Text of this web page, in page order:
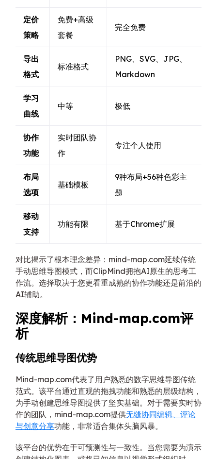
定价
策略
免费+高级
套餐
完全免费
导出
格式
标准格式
PNG、SVG、JPG、
Markdown
学习
曲线
中等 极低
协作
功能
实时团队协
作
专注个人使用
布局
选项
基础模板
9种布局+56种色彩主
题
移动
支持
功能有限 基于Chrome扩展
对比揭示了根本理念差异：mind-map.com延续传统
手动思维导图模式，而ClipMind拥抱AI原生的思考工
作流。选择取决于您更看重成熟的协作功能还是前沿的
AI辅助。
深度解析：Mind-map.com评
析
传统思维导图优势
Mind-map.com代表了用户熟悉的数字思维导图传统
范式。该平台通过直观的拖拽功能和熟悉的层级结构，
为手动创建思维导图提供了坚实基础。对于需要实时协
作的团队，mind-map.com提供无缝协同编辑、评论
与创意分享功能，非常适合集体头脑风暴。
该平台的优势在于可预测性与一致性。当您需要为演示